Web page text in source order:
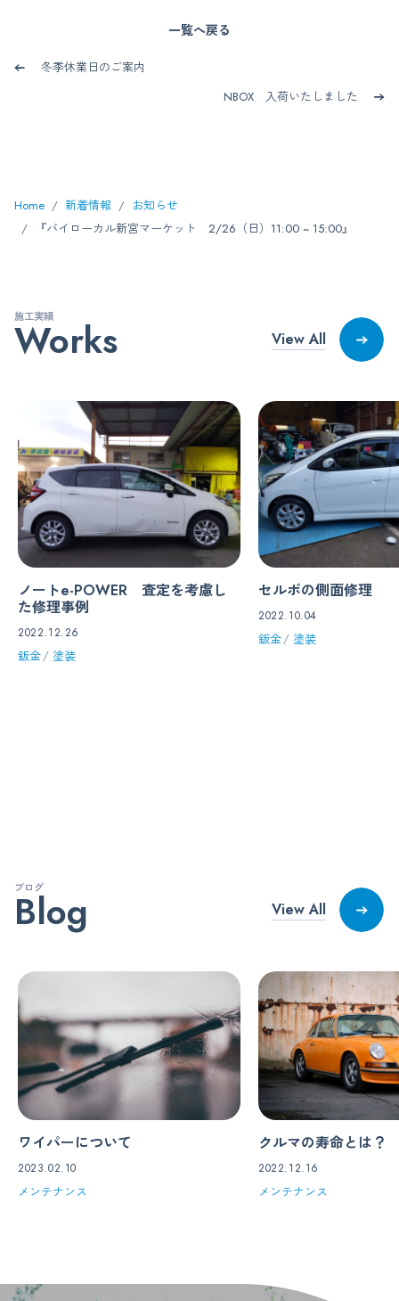
一覧へ戻る
冬季休業日のご案内
NBOX 入荷いたしました
Home 新着情報
お知らせ
『バイローカル新宮マーケット 2/26（日）11:00 ~ 15:00』
施工実績
Works View All
ノートe-POWER 査定を考慮し
た修理事例
2022.12.26
鈑金 塗装
セルボの側面修理
2022.10.04
鈑金 塗装
ブログ
Blog View All
ワイパーについて
2023.02.10
メンテナンス
クルマの寿命とは？
2022.12.16
メンテナンス